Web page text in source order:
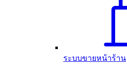
ระบบขายหน้าร้าน